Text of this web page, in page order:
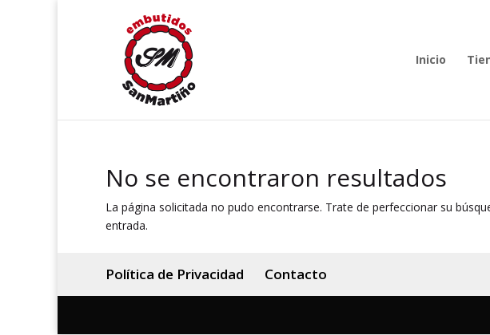
Inicio
No se encontraron resultados
La página solicitada no pudo encontrarse. Trate de perfeccionar su
entrada.
Política de Privacidad Contacto